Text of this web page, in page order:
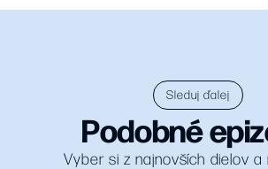
Sleduj ďalej
Podobné
Vyber si z najnovších dielov a